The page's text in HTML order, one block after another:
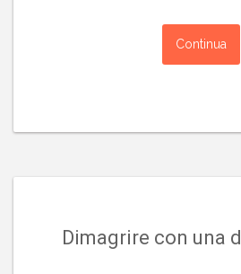
Continua
Dimagrire con una